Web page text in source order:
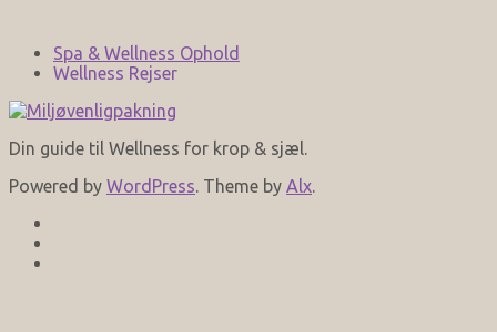
Spa & Wellness Ophold
Wellness Rejser
Din guide til Wellness for krop & sjæl.
Powered by WordPress. Theme by Alx.